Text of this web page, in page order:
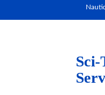
Sci-